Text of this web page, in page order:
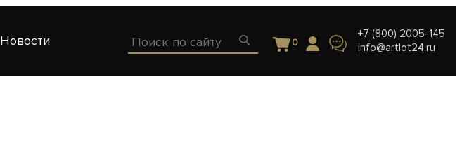
Новости 0
+7 (800) 2005-145
info@artlot24.ru